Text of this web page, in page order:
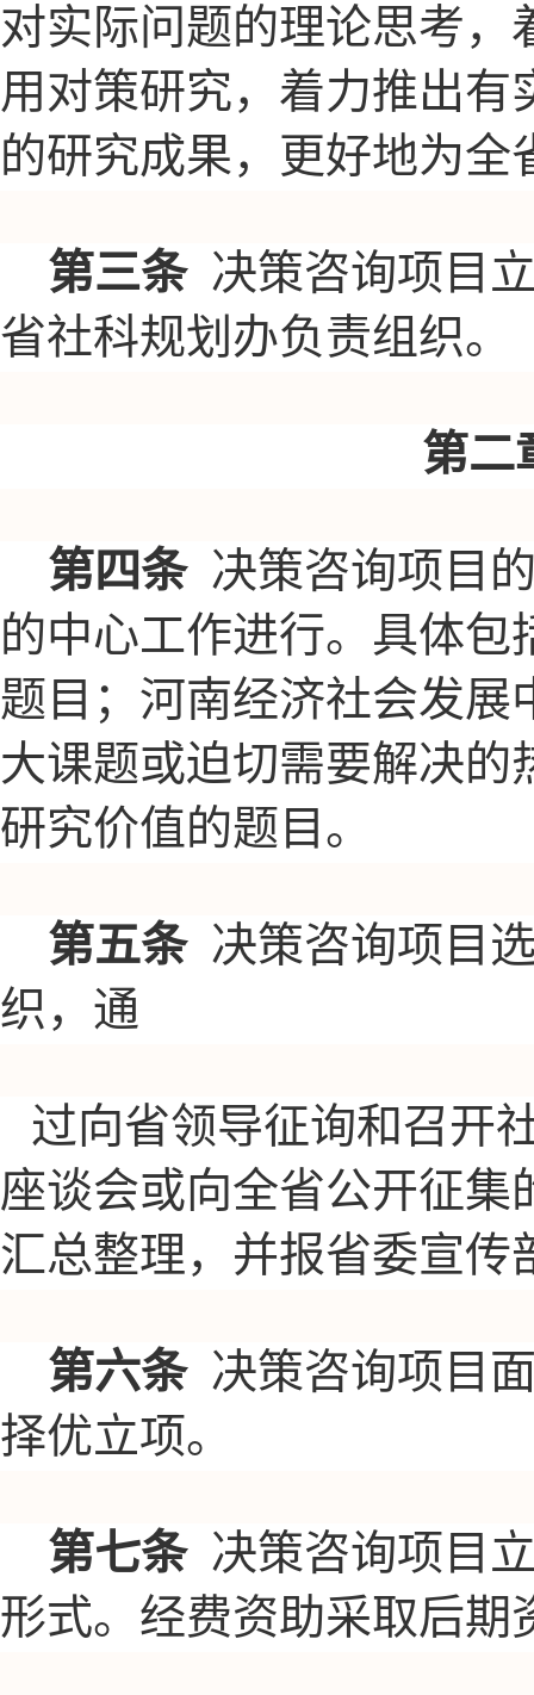
对实际问题的理论思考
用对策研究，着力推出
的研究成果，更好地为全
第三条 决策咨询项目
省社科规划办负责组织。
第二
第四条 决策咨询项目
的中心工作进行。具体
题目；河南经济社会发
大课题或迫切需要解决
研究价值的题目。
第五条 决策咨询项目
织，通
过向省领导征询和召开
座谈会或向全省公开征
汇总整理，并报省委宣传
第六条 决策咨询项目
择优立项。
第七条 决策咨询项目
形式。经费资助采取后期